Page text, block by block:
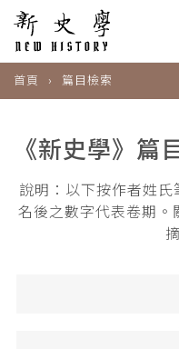
首頁 篇目檢索
《新史學》篇
說明：以下按作者姓
名後之數字代表卷期。